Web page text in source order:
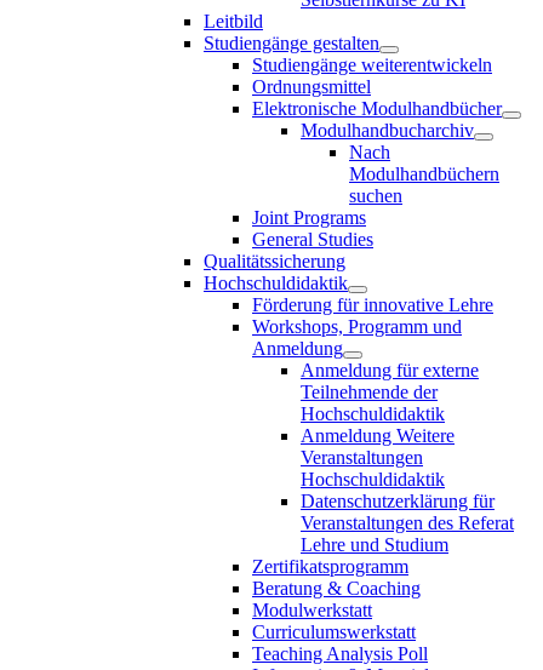
Leitbild
Studiengänge gestalten
Studiengänge weiterentwickeln
Ordnungsmittel
Elektronische Modulhandbücher
Modulhandbucharchiv
Nach
Modulhandbüchern
suchen
Joint Programs
General Studies
Qualitätssicherung
Hochschuldidaktik
Förderung für innovative Lehre
Workshops, Programm und
Anmeldung
Anmeldung für externe
Teilnehmende der
Hochschuldidaktik
Anmeldung Weitere
Veranstaltungen
Hochschuldidaktik
Datenschutzerklärung für
Veranstaltungen des Referat
Lehre und Studium
Zertifikatsprogramm
Beratung & Coaching
Modulwerkstatt
Curriculumswerkstatt
Teaching Analysis Poll